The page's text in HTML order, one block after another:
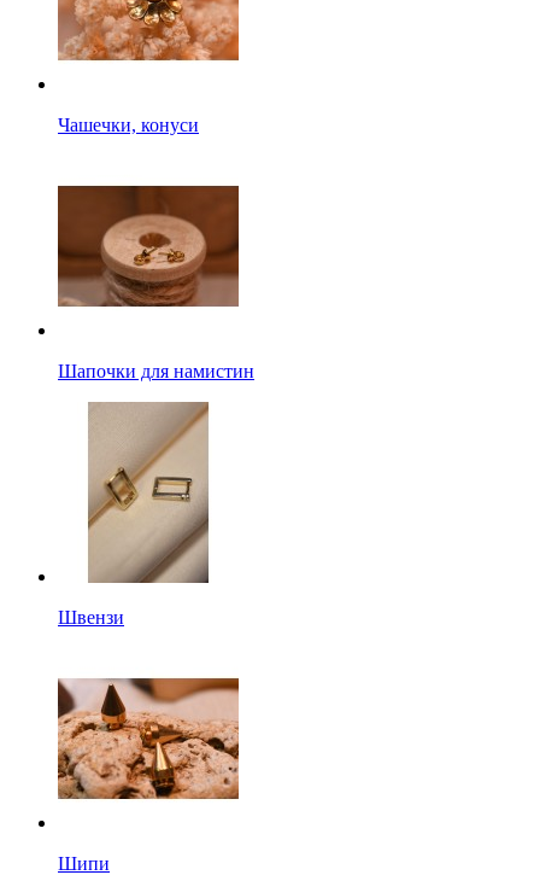
Чашечки, конуси
Шапочки для намистин
Швензи
Шипи